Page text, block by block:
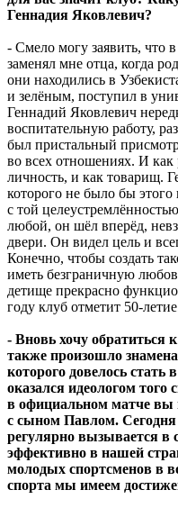
Геннадия Яковлевич?
- Смело могу заявить, что
заменял мне отца, когда
они находились в
и зелёным, поступил в
Геннадий Яковлевич
воспитательную работу,
был пристальный
во всех отношениях. И как
личность, и как товарищ.
которого не было бы
с той
любой, он шёл вперёд,
двери. Он видел цель и
Конечно, чтобы создать
иметь безграничную
детище прекрасно
году клуб отметит 50-
- Вновь хочу обратиться
также произошло
которого довелось
оказался идеологом того
в официальном матче
с сыном Павлом.
регулярно вызывается в
эффективно в нашей
молодых спортсменов в
спорта мы имеем